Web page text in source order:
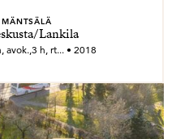
MÄNTSÄLÄ
Lankila
avok.,3 h, rt... • 2018